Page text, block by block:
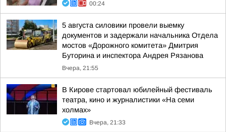
00:24
5 августа силовики провели выемку
документов и задержали начальника Отдела
мостов «Дорожного комитета» Дмитрия
Буторина и инспектора Андрея Рязанова
Вчера, 21:55
В Кирове стартовал юбилейный фестиваль
театра, кино и журналистики «На семи
холмах»
Вчера, 21:33